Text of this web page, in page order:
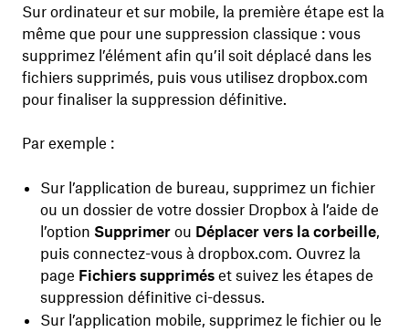
Sur ordinateur et sur mobile, la première étape est la
même que pour une suppression classique : vous
supprimez l’élément afin qu’il soit déplacé dans les
fichiers supprimés, puis vous utilisez dropbox.com
pour finaliser la suppression définitive.
Par exemple :
Sur l’application de bureau, supprimez un fichier
ou un dossier de votre dossier Dropbox à l’aide de
l’option Supprimerou Déplacer vers la corbeille,
puis connectez-vous à dropbox.com. Ouvrez la
page Fichiers suppriméset suivez les étapes de
suppression définitive ci-dessus.
Sur l’application mobile, supprimez le fichier ou le